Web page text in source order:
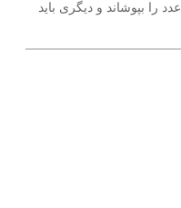
را بپوشاند و دیگری باید